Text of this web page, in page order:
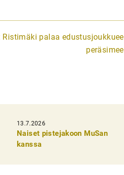
Ristimäki palaa
13.7.2026
Naiset pistejakoon MuSan
kanssa